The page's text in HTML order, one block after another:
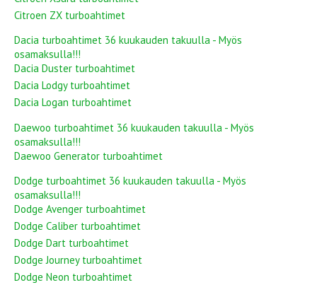
Citroen ZX turboahtimet
Dacia turboahtimet 36 kuukauden takuulla - Myös
osamaksulla!!!
Dacia Duster turboahtimet
Dacia Lodgy turboahtimet
Dacia Logan turboahtimet
Daewoo turboahtimet 36 kuukauden takuulla - Myös
osamaksulla!!!
Daewoo Generator turboahtimet
Dodge turboahtimet 36 kuukauden takuulla - Myös
osamaksulla!!!
Dodge Avenger turboahtimet
Dodge Caliber turboahtimet
Dodge Dart turboahtimet
Dodge Journey turboahtimet
Dodge Neon turboahtimet